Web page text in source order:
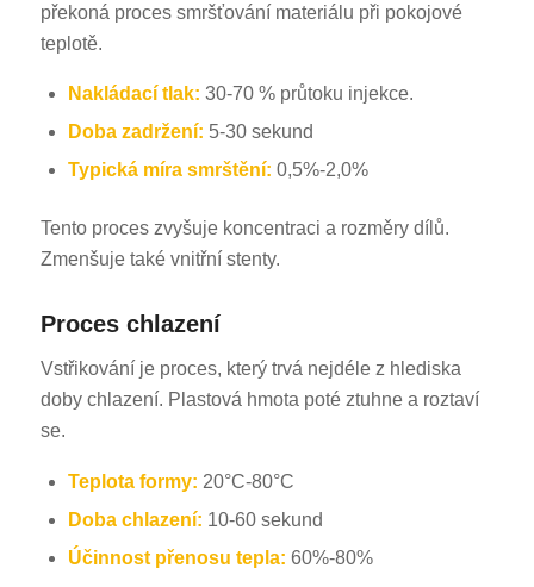
překoná proces smršťování materiálu při pokojové
teplotě.
Nakládací tlak: 30-70 % průtoku injekce.
Doba zadržení: 5-30 sekund
Typická míra smrštění: 0,5%-2,0%
Tento proces zvyšuje koncentraci a rozměry dílů.
Zmenšuje také vnitřní stenty.
Proces chlazení
Vstřikování je proces, který trvá nejdéle z hlediska
doby chlazení. Plastová hmota poté ztuhne a roztaví
se.
Teplota formy: 20°C-80°C
Doba chlazení: 10-60 sekund
Účinnost přenosu tepla: 60%-80%